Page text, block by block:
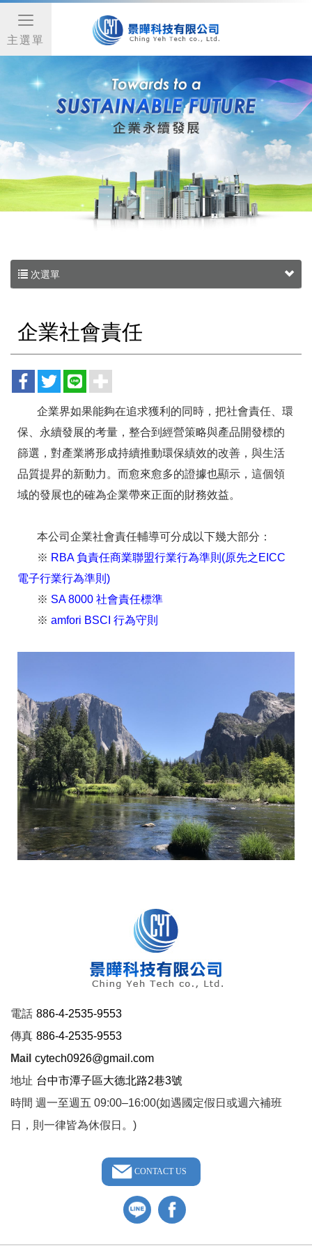
主選單
次選單
企業社會責任
企業界如果能夠在追求獲利的同時，把社會責任、環
保、永續發展的考量，整合到經營策略與產品開發標的
篩選，對產業將形成持續推動環保績效的改善，與生活
品質提昇的新動力。而愈來愈多的證據也顯示，這個領
域的發展也的確為企業帶來正面的財務效益。
本公司 企業社會責任輔導可分成以下幾大部分：
※ RBA 負責任商業聯盟行業行為準則(原先之EICC
電子行業行為準則)
※ SA 8000 社會責任標準
※ amfori BSCI 行為守則
電話 886-4-2535-9553
傳真 886-4-2535-9553
Mail cytech0926@gmail.com
地址 台中市潭子區大德北路2巷3號
時間 週一至週五 09:00–16:00(如遇國定假日或週六補班
日，則一律皆為休假日。)
CONTACT US